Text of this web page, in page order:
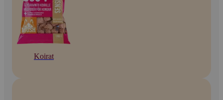
Koirat